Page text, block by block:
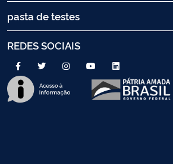
pasta de testes
REDES SOCIAIS